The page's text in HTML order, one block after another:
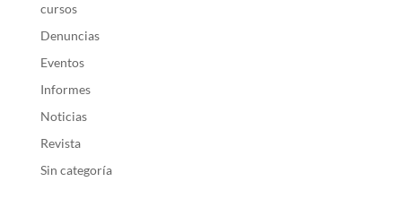
cursos
Denuncias
Eventos
Informes
Noticias
Revista
Sin categoría